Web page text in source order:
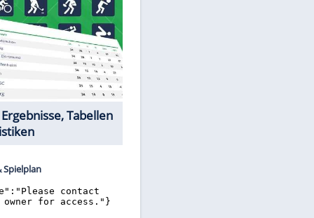
©SID
Datencenter